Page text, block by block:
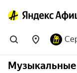
Музыкальные